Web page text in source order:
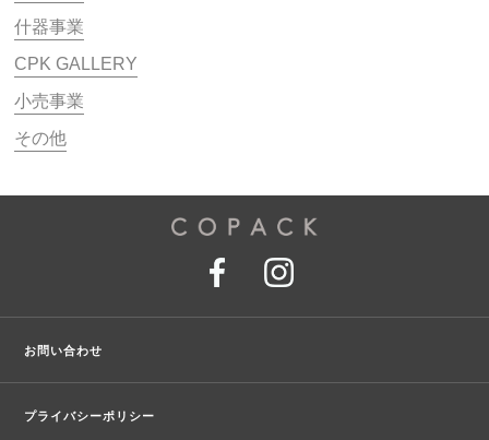
什器事業
CPK GALLERY
小売事業
その他
お問い合わせ
プライバシーポリシー